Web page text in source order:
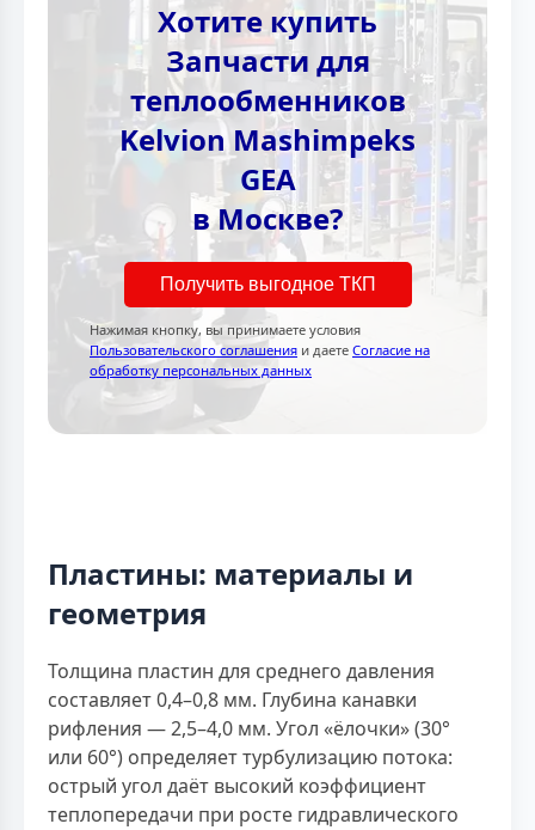
Хотите купить
Запчасти для
теплообменников
Kelvion Mashimpeks
GEA
в Москве?
Получить выгодное ТКП
Нажимая кнопку, вы принимаете условия
Пользовательского соглашения и даете Согласие на
обработку персональных данных
Пластины: материалы и
геометрия
Толщина пластин для среднего давления
составляет 0,4–0,8 мм. Глубина канавки
рифления — 2,5–4,0 мм. Угол «ёлочки» (30°
или 60°) определяет турбулизацию потока:
острый угол даёт высокий коэффициент
теплопередачи при росте гидравлического